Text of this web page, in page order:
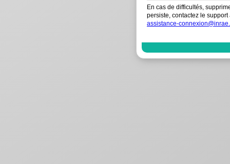
En cas de difficultés,
persiste, contactez le
assistance-